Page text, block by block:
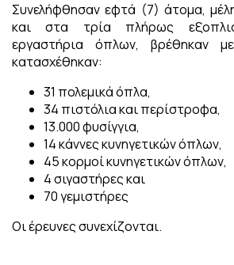
Συνελήφθησαν εφτά (7) άτομα,
και στα τρία πλήρως
εργαστήρια όπλων, βρέθηκαν
κατασχέθηκαν:
31 πολεμικά όπλα,
34 πιστόλια και περίστροφα,
13.000 φυσίγγια,
14 κάννες κυνηγετικών όπλων,
45 κορμοί κυνηγετικών όπλων,
4 σιγαστήρες και
70 γεμιστήρες
Οι έρευνες συνεχίζονται.